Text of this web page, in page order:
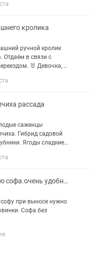
, локоны!
кролика
ручной кролик
🐰 Девочка, 6
рассада
саженцы
Гибрид садовой
Ягоды сладкие,
софья-
Продам новую софа.очень удобная и красивая
при выносе нужно
Софа без